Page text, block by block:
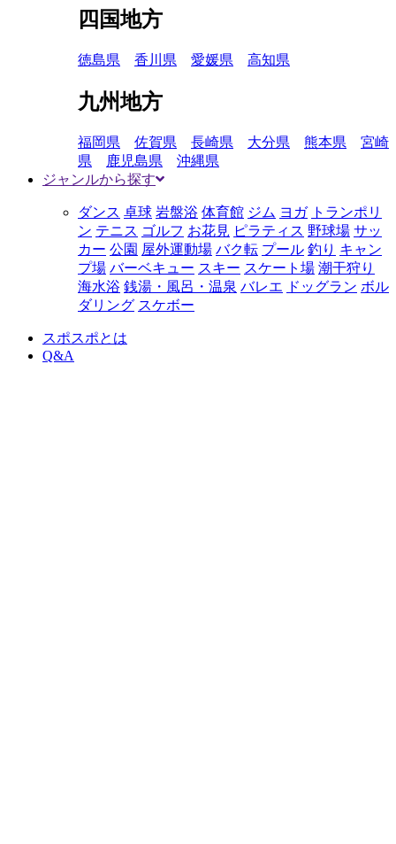
四国地方
徳島県 香川県 愛媛県 高知県
九州地方
福岡県 佐賀県 長崎県 大分県 熊本県
宮崎
県
鹿児島県
沖縄県
ジャンルから探す
ダンス 卓球 岩盤浴 体育館 ジム ヨガ トランポリ
ン テニス ゴルフ お花見 ピラティス 野球場 サッ
カー 公園 屋外運動場 バク転 プール 釣り キャン
プ場 バーベキュー スキー スケート場 潮干狩り
海水浴 銭湯・風呂・温泉 バレエ ドッグラン ボル
ダリング スケボー
スポスポとは
Q&A